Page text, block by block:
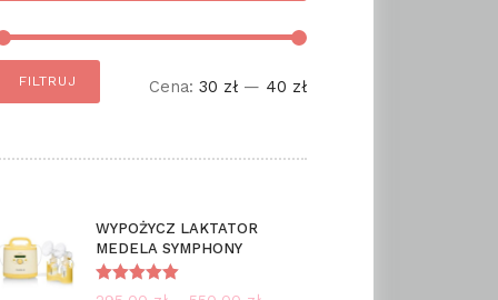
FILTRUJ Cena: 30 zł — 40 zł
WYPOŻYCZ LAKTATOR
MEDELA SYMPHONY
Oceniono